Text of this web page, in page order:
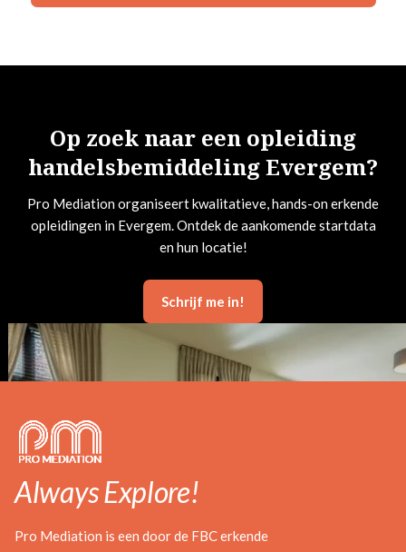
Op zoek naar een opleiding
handelsbemiddeling Evergem?
Pro Mediation organiseert kwalitatieve, hands-on erkende
opleidingen in Evergem. Ontdek de aankomende startdata
en hun locatie!
Schrijf me in!
Always Explore!
Pro Mediation is een door de FBC erkende